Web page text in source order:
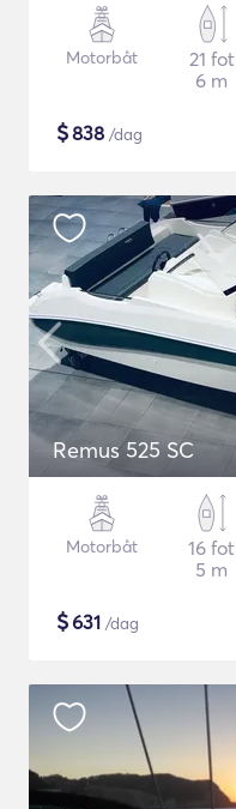
Motorbåt
21 fot
6 m
$838 /dag
Remus 525 SC
Motorbåt
16 fot
5 m
$631 /dag